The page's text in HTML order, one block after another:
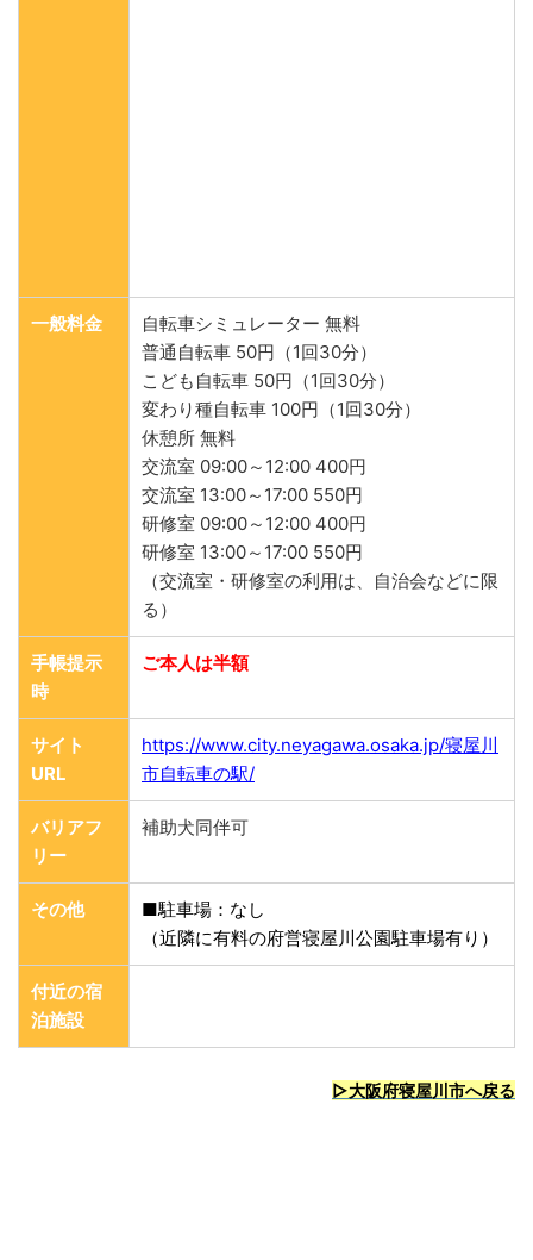
一般料金
自転車シミュレーター 無料
普通自転車 50円（1回30分）
こども自転車 50円（1回30分）
変わり種自転車 100円（1回30分）
休憩所 無料
交流室 09:00～12:00 400円
交流室 13:00～17:00 550円
研修室 09:00～12:00 400円
研修室 13:00～17:00 550円
（交流室・研修室の利用は、自治会などに限
る）
手帳提示
時
ご本人は半額
サイト
URL
https://www.city.neyagawa.osaka.jp/寝屋川
市自転車の駅/
バリアフ
リー
補助犬同伴可
その他
■駐車場：なし
（近隣に有料の府営寝屋川公園駐車場有り）
付近の宿
泊施設
▷大阪府寝屋川市へ戻る